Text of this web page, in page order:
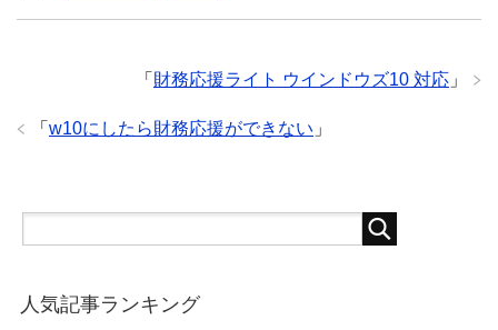
「 財務応援ライト ウインドウズ10 対応 」
「 w10にしたら財務応援ができない 」
人気記事ランキング